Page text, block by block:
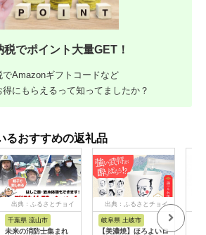
でポイント大量GET！
でAmazonギフトコードなど
にもらえるって知ってましたか？
るおすすめの返礼品
出典：ふるさとチョイ
千葉県 流山市
未来の消防士集まれ
出典：ふるさとチョイ
岐阜県 土岐市
【美濃焼】ほろよいロ